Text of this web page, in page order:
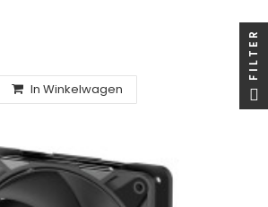
In Winkelwagen
FILTER